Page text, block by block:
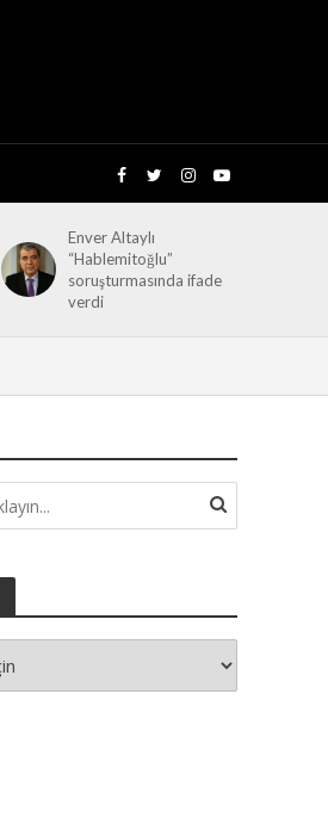
Enver Altaylı
“Hablemitoğlu”
soruşturmasında ifade
verdi